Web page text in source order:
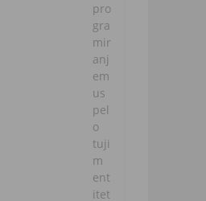
pro
gra
mir
anj
em
us
pel
o
tuji
m
ent
itet